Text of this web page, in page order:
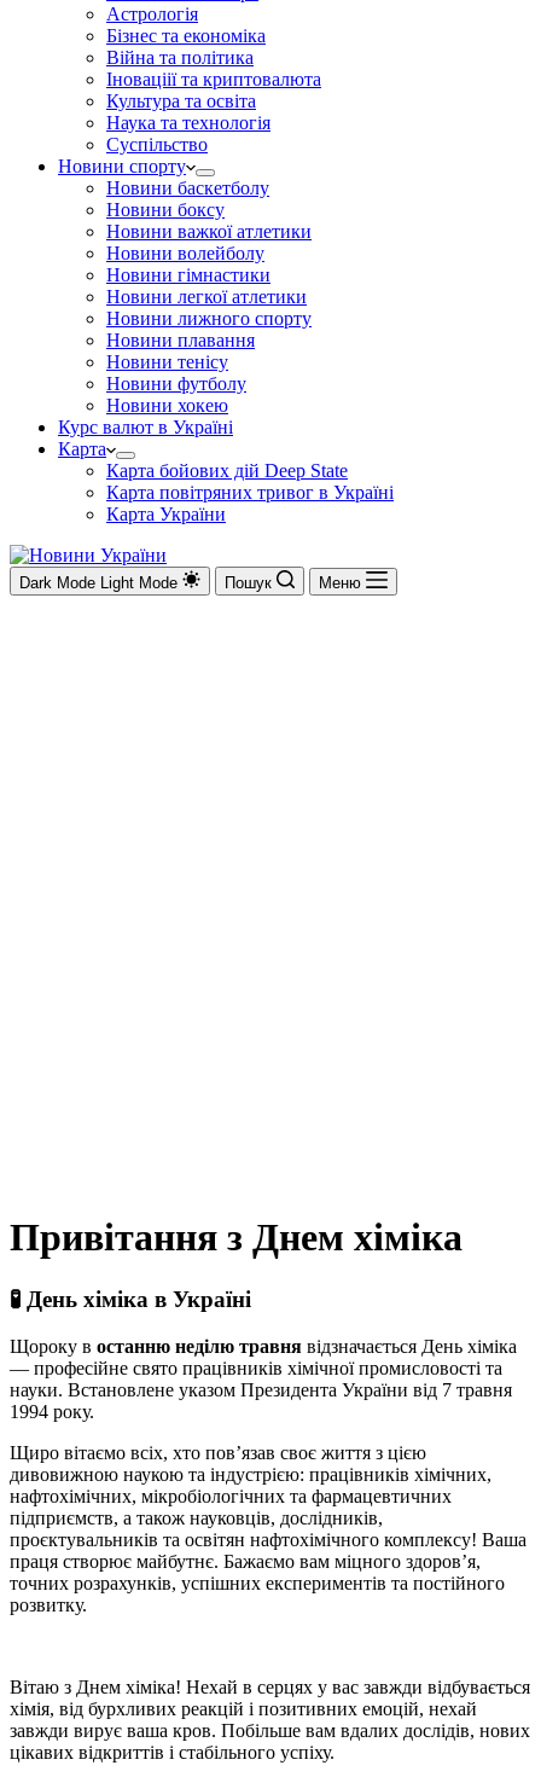
Астрологія
Бізнес та економіка
Війна та політика
Іноваціії та криптовалюта
Культура та освіта
Наука та технологія
Суспільство
Новини спорту
Новини баскетболу
Новини боксу
Новини важкої атлетики
Новини волейболу
Новини гімнастики
Новини легкої атлетики
Новини лижного спорту
Новини плавання
Новини тенісу
Новини футболу
Новини хокею
Курс валют в Україні
Карта
Карта бойових дій Deep State
Карта повітряних тривог в Україні
Карта України
Dark Mode Light Mode Пошук Меню
Привітання з Днем хіміка
🧪 День хіміка в Україні
Щороку в останню неділю травня відзначається День хіміка
— професійне свято працівників хімічної промисловості та
науки. Встановлене указом Президента України від 7 травня
1994 року.
Щиро вітаємо всіх, хто пов’язав своє життя з цією
дивовижною наукою та індустрією: працівників хімічних,
нафтохімічних, мікробіологічних та фармацевтичних
підприємств, а також науковців, дослідників,
проєктувальників та освітян нафтохімічного комплексу! Ваша
праця створює майбутнє. Бажаємо вам міцного здоров’я,
точних розрахунків, успішних експериментів та постійного
розвитку.
Вітаю з Днем хіміка! Нехай в серцях у вас завжди відбувається
хімія, від бурхливих реакцій і позитивних емоцій, нехай
завжди вирує ваша кров. Побільше вам вдалих дослідів, нових
цікавих відкриттів і стабільного успіху.